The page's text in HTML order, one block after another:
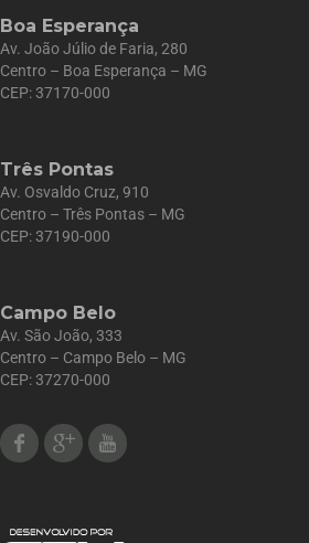
Boa Esperança
Av. João Júlio de Faria, 280
Centro – Boa Esperança – MG
CEP: 37170-000
Três Pontas
Av. Osvaldo Cruz, 910
Centro – Três Pontas – MG
CEP: 37190-000
Campo Belo
Av. São João, 333
Centro – Campo Belo – MG
CEP: 37270-000
FacebookGoogle Plus